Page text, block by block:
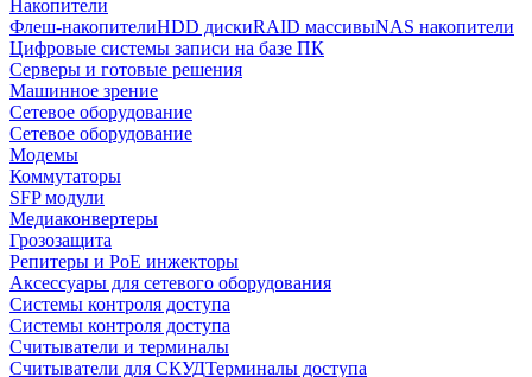
Накопители
Флеш-накопителиHDD дискиRAID массивыNAS накопители
Цифровые системы записи на базе ПК
Серверы и готовые решения
Машинное зрение
Сетевое оборудование
Сетевое оборудование
Модемы
Коммутаторы
SFP модули
Медиаконвертеры
Грозозащита
Репитеры и PoE инжекторы
Аксессуары для сетевого оборудования
Системы контроля доступа
Системы контроля доступа
Считыватели и терминалы
Считыватели для СКУДТерминалы доступа